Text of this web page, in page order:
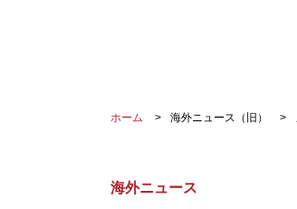
ホーム 海外ニュース（旧）
海外ニュース